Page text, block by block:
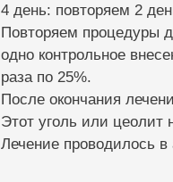
4 день: повторяем 2
Повторяем процедуры
одно контрольное
раза по 25%.
После окончания
Этот уголь или цеолит
Лечение проводилось